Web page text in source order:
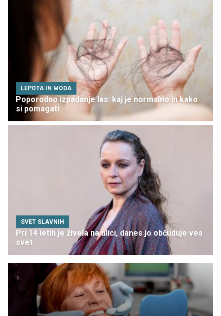
LEPOTA IN MODA
Poporodno izpadanje las: kaj je normalno in kako
si pomagati
SVET SLAVNIH
Pri 14 letih je živela na ulici, danes jo občuduje ves
svet